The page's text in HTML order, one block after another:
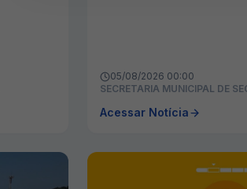
05/08/2026 00:00
SECRETARIA MUNICIPAL DE
Acessar Notícia